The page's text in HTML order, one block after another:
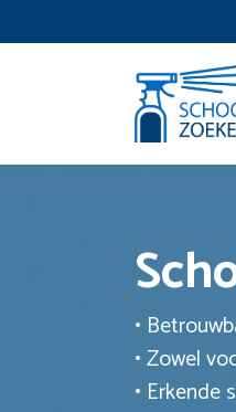
naar
•
• Zowel
• Erkende